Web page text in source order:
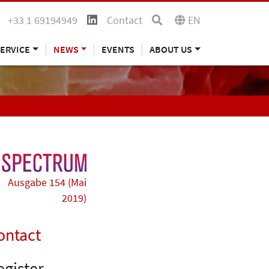
+33 1 69194949 Contact EN
NEWS EVENTS ABOUT US
Ausgabe 154 (Mai
2019)